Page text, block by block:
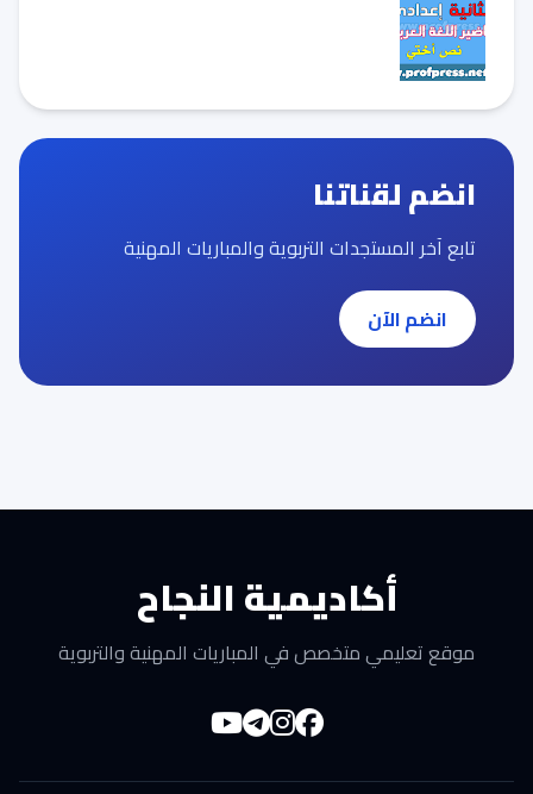
انضم لقناتنا
تابع آخر المستجدات التربوية والمباريات المهنية
انضم الآن
أكاديمية النجاح
موقع تعليمي متخصص في المباريات المهنية والتربوية